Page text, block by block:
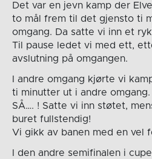
Det var en jevn kamp der
to mål frem til det gjensto ti
omgang. Da satte vi inn et
Til pause ledet vi med ett,
avslutning på omgangen.
I andre omgang kjørte vi
ti minutter ut i andre omgang.
SÅ…. ! Satte vi inn støtet,
buret fullstendig!
Vi gikk av banen med en vel
I den andre semifinalen i